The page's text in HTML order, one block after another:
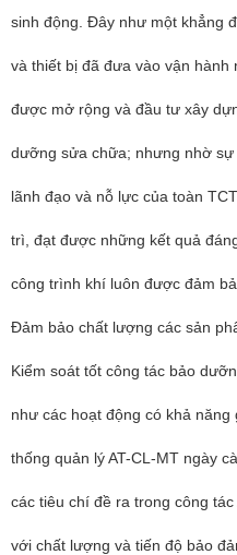
sinh động. Đây như một khẳng
và thiết bị đã đưa vào vận
được mở rộng và đầu tư xây
dưỡng sửa chữa; nhưng nhờ
lãnh đạo và nỗ lực của toàn
trì, đạt được những kết quả
công trình khí luôn được đảm
Đảm bảo chất lượng các sản
Kiểm soát tốt công tác bảo
như các hoạt động có khả
thống quản lý AT-CL-MT ngày
các tiêu chí đề ra trong công
với chất lượng và tiến độ bảo